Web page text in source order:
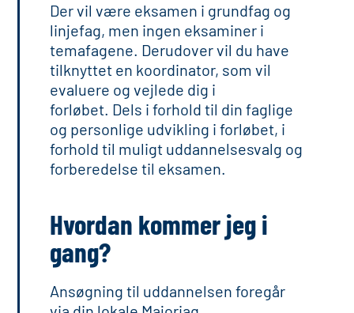
Der vil være eksamen i grundfag og
linjefag, men ingen eksaminer i
temafagene. Derudover vil du have
tilknyttet en koordinator, som vil
evaluere og vejlede dig i
forløbet. Dels i forhold til din faglige
og personlige udvikling i forløbet, i
forhold til muligt uddannelsesvalg og
forberedelse til eksamen.
Hvordan kommer jeg i
gang?
Ansøgning til uddannelsen foregår